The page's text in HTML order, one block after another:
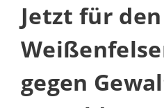
Jetzt für
gegen